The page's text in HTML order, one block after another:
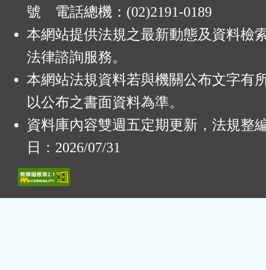
號 電話總機：(02)2191-0189
本網站提供法規之最新動態及資料檢
法律諮詢服務。
本網站法規資料若與機關公布文字有
以公布之書面資料為準。
資料庫內容雙週五定期更新，法規整
日：2026/07/31